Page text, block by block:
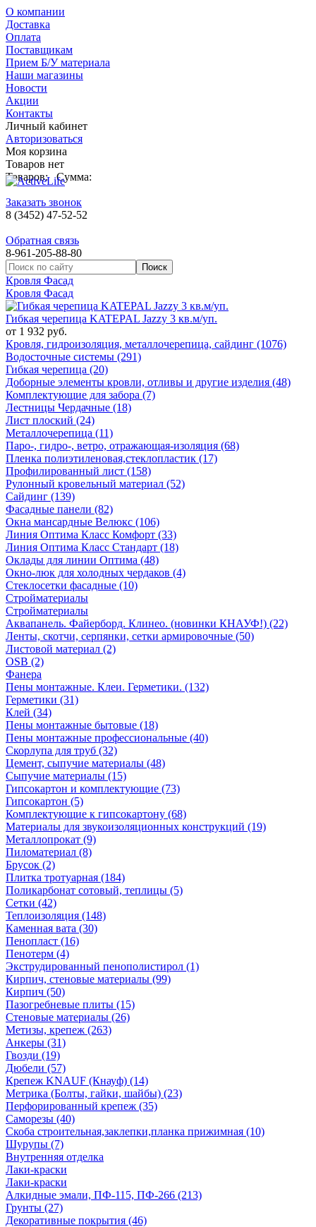
О компании
Доставка
Оплата
Поставщикам
Прием Б/У материала
Наши магазины
Новости
Акции
Контакты
Личный кабинет
Авторизоваться
Моя корзина
Товаров нет
Товаров: Сумма:
Заказать звонок
8 (3452) 47-52-52
Обратная связь
8-961-205-88-80
Кровля Фасад
Кровля Фасад
Гибкая черепица KATEPAL Jazzy 3 кв.м/уп.
от 1 932 руб.
Кровля, гидроизоляция, металлочерепица, сайдинг (1076)
Водосточные системы (291)
Гибкая черепица (20)
Доборные элементы кровли, отливы и другие изделия (48)
Комплектующие для забора (7)
Лестницы Чердачные (18)
Лист плоский (24)
Металлочерепица (11)
Паро-, гидро-, ветро, отражающая-изоляция (68)
Пленка полиэтиленовая,стеклопластик (17)
Профилированный лист (158)
Рулонный кровельный материал (52)
Сайдинг (139)
Фасадные панели (82)
Окна мансардные Велюкс (106)
Линия Оптима Класс Комфорт (33)
Линия Оптима Класс Стандарт (18)
Оклады для линии Оптима (48)
Окно-люк для холодных чердаков (4)
Стеклосетки фасадные (10)
Стройматериалы
Стройматериалы
Аквапанель. Файерборд. Клинео. (новинки КНАУФ!) (22)
Ленты, скотчи, серпянки, сетки армировочные (50)
Листовой материал (2)
OSB (2)
Фанера
Пены монтажные. Клеи. Герметики. (132)
Герметики (31)
Клей (34)
Пены монтажные бытовые (18)
Пены монтажные профессиональные (40)
Скорлупа для труб (32)
Цемент, сыпучие материалы (48)
Сыпучие материалы (15)
Гипсокартон и комплектующие (73)
Гипсокартон (5)
Комплектующие к гипсокартону (68)
Материалы для звукоизоляционных конструкций (19)
Металлопрокат (9)
Пиломатериал (8)
Брусок (2)
Плитка тротуарная (184)
Поликарбонат сотовый, теплицы (5)
Сетки (42)
Теплоизоляция (148)
Каменная вата (30)
Пенопласт (16)
Пенотерм (4)
Экструдированный пенополистирол (1)
Кирпич, стеновые материалы (99)
Кирпич (50)
Пазогребневые плиты (15)
Стеновые материалы (26)
Метизы, крепеж (263)
Анкеры (31)
Гвозди (19)
Дюбели (57)
Крепеж KNAUF (Кнауф) (14)
Метрика (Болты, гайки, шайбы) (23)
Перфорированный крепеж (35)
Саморезы (40)
Скоба строительная,заклепки,планка прижимная (10)
Шурупы (7)
Внутренняя отделка
Лаки-краски
Лаки-краски
Алкидные эмали, ПФ-115, ПФ-266 (213)
Грунты (27)
Декоративные покрытия (46)